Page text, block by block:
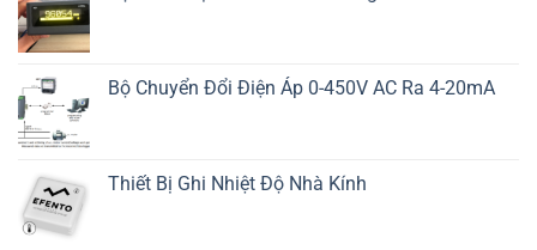
Bộ Chuyển Đổi Điện Áp 0-450V AC Ra 4-20mA
Thiết Bị Ghi Nhiệt Độ Nhà Kính